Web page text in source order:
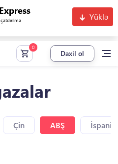
Yüklə
Daxil ol
Çin ABŞ